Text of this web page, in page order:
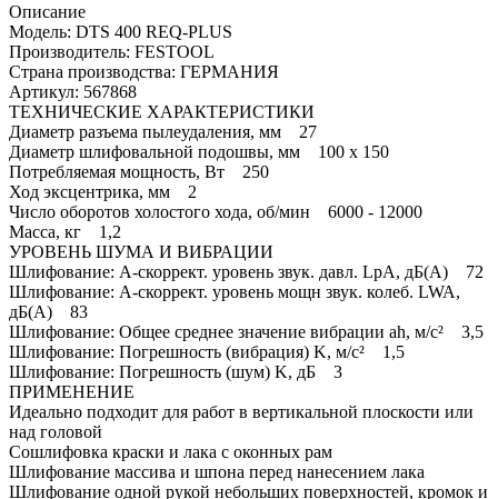
Описание
Модель: DTS 400 REQ-PLUS
Производитель: FESTOOL
Страна производства: ГЕРМАНИЯ
Артикул: 567868
ТЕХНИЧЕСКИЕ ХАРАКТЕРИСТИКИ
Диаметр разъема пылеудаления, мм 27
Диаметр шлифовальной подошвы, мм 100 x 150
Потребляемая мощность, Вт 250
Ход эксцентрика, мм 2
Число оборотов холостого хода, об/мин 6000 - 12000
Масса, кг 1,2
УРОВЕНЬ ШУМА И ВИБРАЦИИ
Шлифование: A-скоррект. уровень звук. давл. LpA, дБ(A) 72
Шлифование: A-скоррект. уровень мощн звук. колеб. LWA,
дБ(A) 83
Шлифование: Общее среднее значение вибрации ah, м/с² 3,5
Шлифование: Погрешность (вибрация) K, м/с² 1,5
Шлифование: Погрешность (шум) K, дБ 3
ПРИМЕНЕНИЕ
Идеально подходит для работ в вертикальной плоскости или
над головой
Сошлифовка краски и лака с оконных рам
Шлифование массива и шпона перед нанесением лака
Шлифование одной рукой небольших поверхностей, кромок и